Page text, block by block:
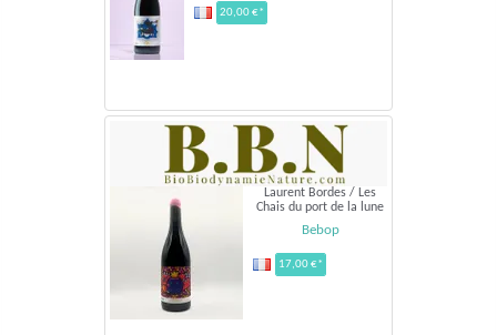
20,00 €*
Laurent Bordes / Les
Chais du port de la lune
Bebop
17,00 €*